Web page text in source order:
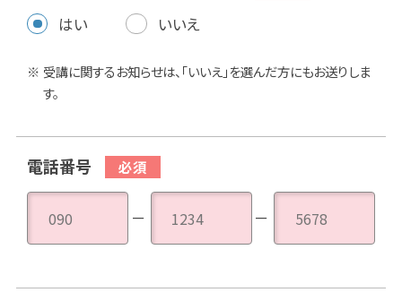
はい いいえ
受講に関するお知らせは、「いいえ」を選んだ方にもお送りしま
す。
電話番号
－ －